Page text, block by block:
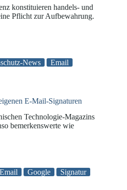
konstituieren handels- und
Pflicht zur Aufbewahrung.
News Email
E-Mail-Signaturen
Technologie-Magazins
bemerkenswerte wie
Email Google Signatur